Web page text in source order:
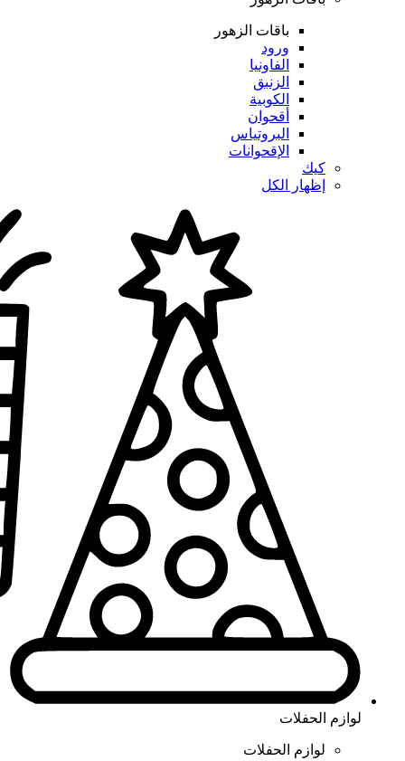
باقات الزهور
ورود
الفاونيا
الزنبق
الكوبية
أقحوان
البروتياس
الإقحوانات
كيك
إظهار الكل
لوازم الحفلات
لوازم الحفلات